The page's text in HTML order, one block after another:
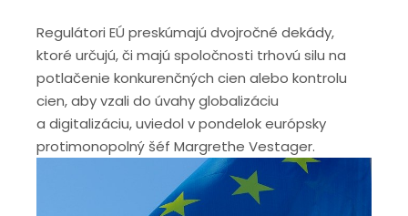
Regulátori EÚ preskúmajú dvojročné dekády,
ktoré určujú, či majú spoločnosti trhovú silu na
potlačenie konkurenčných cien alebo kontrolu
cien, aby vzali do úvahy globalizáciu
a digitalizáciu, uviedol v pondelok európsky
protimonopolný šéf Margrethe Vestager.